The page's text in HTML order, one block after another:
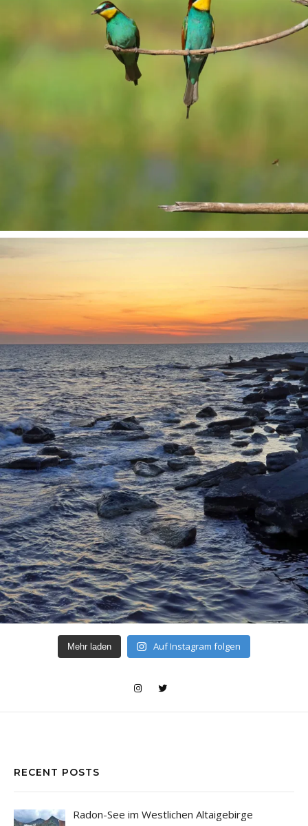
Mehr laden Auf Instagram folgen
RECENT POSTS
Radon-See im Westlichen Altaigebirge